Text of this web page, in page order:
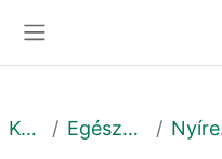
Kurzusok Egészségtudományi Kar